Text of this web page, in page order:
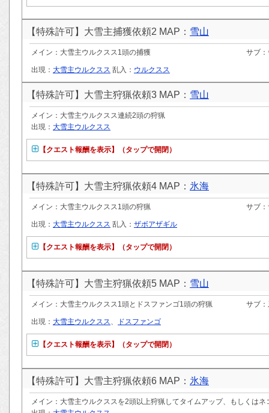
【特殊許可】大雪主捕獲依頼2 MAP： 雪山
メイン：大雪主ウルクスス1頭の捕獲 サブ
出現： 大雪主ウルクスス 乱入： ウルクスス
【特殊許可】大雪主狩猟依頼3 MAP： 雪山
メイン：大雪主ウルクスス連続2頭の狩猟
出現： 大雪主ウルクスス
【クエスト報酬を表示】（タップで開閉）
【特殊許可】大雪主狩猟依頼4 MAP： 氷海
メイン：大雪主ウルクスス1頭の狩猟 サブ
出現： 大雪主ウルクスス 乱入： ザボアザギル
【クエスト報酬を表示】（タップで開閉）
【特殊許可】大雪主狩猟依頼5 MAP： 雪山
メイン：大雪主ウルクスス1頭とドスファンゴ1頭の狩猟 サブ
出現： 大雪主ウルクスス、 ドスファンゴ
【クエスト報酬を表示】（タップで開閉）
【特殊許可】大雪主狩猟依頼6 MAP： 氷海
メイン：大雪主ウルクススを2頭以上狩猟してタイムアップ、もしくはネ